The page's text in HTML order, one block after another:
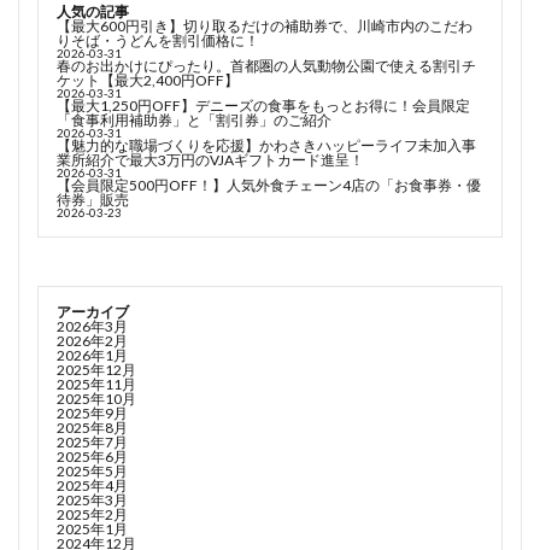
人気の記事
【最大600円引き】切り取るだけの補助券で、川崎市内のこだわ
りそば・うどんを割引価格に！
2026-03-31
春のお出かけにぴったり。首都圏の人気動物公園で使える割引チ
ケット【最大2,400円OFF】
2026-03-31
【最大1,250円OFF】デニーズの食事をもっとお得に！会員限定
「食事利用補助券」と「割引券」のご紹介
2026-03-31
【魅力的な職場づくりを応援】かわさきハッピーライフ未加入事
業所紹介で最大3万円のVJAギフトカード進呈！
2026-03-31
【会員限定500円OFF！】人気外食チェーン4店の「お食事券・優
待券」販売
2026-03-23
アーカイブ
2026年3月
2026年2月
2026年1月
2025年12月
2025年11月
2025年10月
2025年9月
2025年8月
2025年7月
2025年6月
2025年5月
2025年4月
2025年3月
2025年2月
2025年1月
2024年12月